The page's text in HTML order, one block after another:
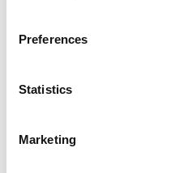
Preferences
Statistics
Marketing